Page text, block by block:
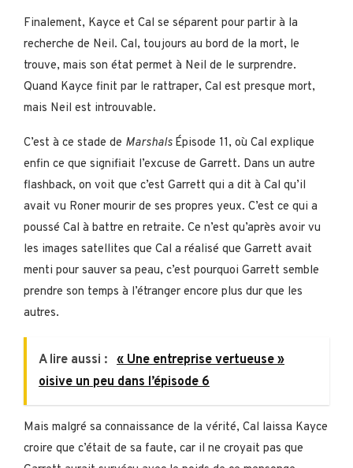
Finalement, Kayce et Cal se séparent pour partir à la
recherche de Neil. Cal, toujours au bord de la mort, le
trouve, mais son état permet à Neil de le surprendre.
Quand Kayce finit par le rattraper, Cal est presque mort,
mais Neil est introuvable.
C’est à ce stade de Marshals Épisode 11, où Cal explique
enfin ce que signifiait l’excuse de Garrett. Dans un autre
flashback, on voit que c’est Garrett qui a dit à Cal qu’il
avait vu Roner mourir de ses propres yeux. C’est ce qui a
poussé Cal à battre en retraite. Ce n’est qu’après avoir vu
les images satellites que Cal a réalisé que Garrett avait
menti pour sauver sa peau, c’est pourquoi Garrett semble
prendre son temps à l’étranger encore plus dur que les
autres.
A lire aussi : « Une entreprise vertueuse »
oisive un peu dans l’épisode 6
Mais malgré sa connaissance de la vérité, Cal laissa Kayce
croire que c’était de sa faute, car il ne croyait pas que